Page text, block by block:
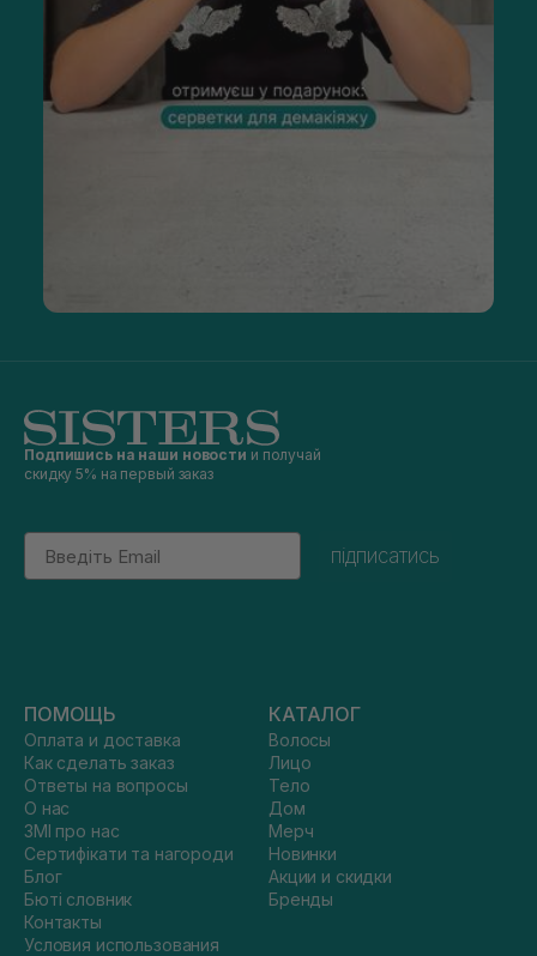
Подпишись на наши новости и получай
скидку 5% на первый заказ
Email
підписатись
ПОМОЩЬ
Оплата и доставка
Как сделать заказ
Ответы на вопросы
О нас
ЗМІ про нас
Сертифікати та нагороди
Блог
Бюті словник
Контакты
Условия использования
КАТАЛОГ
Волосы
Лицо
Тело
Дом
Мерч
Новинки
Акции и скидки
Бренды